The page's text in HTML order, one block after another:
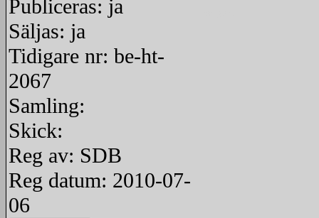
Publiceras: ja
Säljas: ja
Tidigare nr: be-ht-
2067
Samling:
Skick:
Reg av: SDB
Reg datum: 2010-07-
06